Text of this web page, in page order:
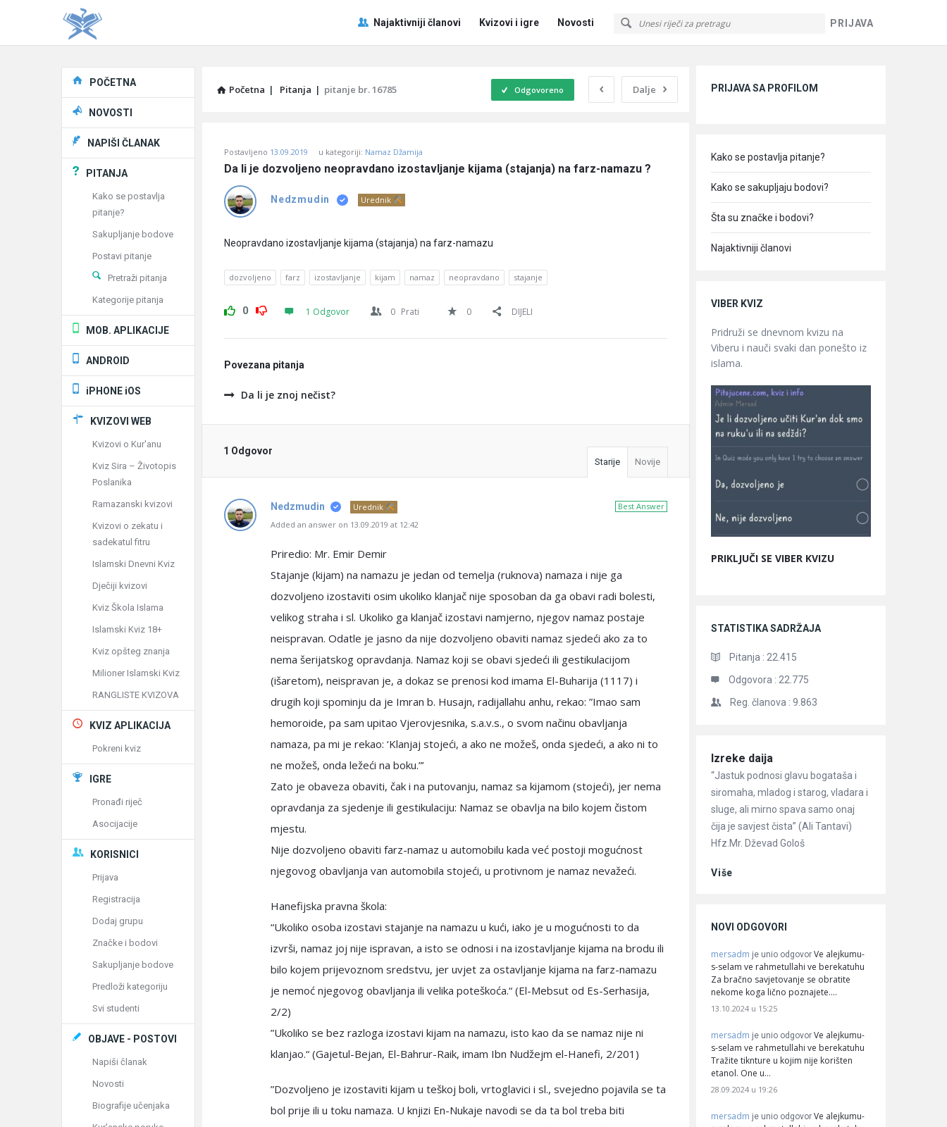
PRIJAVA
Pitaj
Učene
Navigacija
Najaktivniji članovi Kvizovi i igre Novosti
Početna | Pitanja | pitanje br. 16785 Dalje
Odgovoreno
Učene
Latest
Pitanja
Postavljeno 13.09.2019 u kategoriji: Namaz Džamija
Da li je dozvoljeno neopravdano izostavljanje kijama (stajanja) na farz-namazu ?
Nedzmudin Urednik
Neopravdano izostavljanje kijama (stajanja) na farz-namazu
dozvoljeno farz izostavljanje kijam namaz neopravdano stajanje
0 1 Odgovor 0 Prati 0 DIJELI
Povezana pitanja
Da li je znoj nečist?
1 Odgovor
Starije Novije
Best Answer
Nedzmudin
Urednik
Added an answer on 13.09.2019 at 12:42
Priredio: Mr. Emir Demir
Stajanje (kijam) na namazu je jedan od temelja (ruknova) namaza i nije ga
dozvoljeno izostaviti osim ukoliko klanjač nije sposoban da ga obavi radi bolesti,
velikog straha i sl. Ukoliko ga klanjač izostavi namjerno, njegov namaz postaje
neispravan. Odatle je jasno da nije dozvoljeno obaviti namaz sjedeći ako za to
nema šerijatskog opravdanja. Namaz koji se obavi sjedeći ili gestikulacijom
(išaretom), neispravan je, a dokaz se prenosi kod imama El-Buharija (1117) i
drugih koji spominju da je Imran b. Husajn, radijallahu anhu, rekao: ”Imao sam
hemoroide, pa sam upitao Vjerovjesnika, s.a.v.s., o svom načinu obavljanja
namaza, pa mi je rekao: ‘Klanjaj stojeći, a ako ne možeš, onda sjedeći, a ako ni to
ne možeš, onda ležeći na boku.”’
Zato je obaveza obaviti, čak i na putovanju, namaz sa kijamom (stojeći), jer nema
opravdanja za sjedenje ili gestikulaciju: Namaz se obavlja na bilo kojem čistom
mjestu.
Nije dozvoljeno obaviti farz-namaz u automobilu kada već postoji mogućnost
njegovog obavljanja van automobila stojeći, u protivnom je namaz nevažeći.
Hanefijska pravna škola:
“Ukoliko osoba izostavi stajanje na namazu u kući, iako je u mogućnosti to da
izvrši, namaz joj nije ispravan, a isto se odnosi i na izostavljanje kijama na brodu ili
bilo kojem prijevoznom sredstvu, jer uvjet za ostavljanje kijama na farz-namazu
je nemoć njegovog obavljanja ili velika poteškoća.“ (El-Mebsut od Es-Serhasija,
2/2)
”Ukoliko se bez razloga izostavi kijam na namazu, isto kao da se namaz nije ni
klanjao.“ (Gajetul-Bejan, El-Bahrur-Raik, imam Ibn Nudžejm el-Hanefi, 2/201)
”Dozvoljeno je izostaviti kijam u teškoj boli, vrtoglavici i sl., svejedno pojavila se ta
bol prije ili u toku namaza. U knjizi En-Nukaje navodi se da ta bol treba biti
PRIJAVA SA PROFILOM
Kako se postavlja pitanje?
Kako se sakupljaju bodovi?
Šta su značke i bodovi?
Najaktivniji članovi
VIBER KVIZ
Pridruži se dnevnom kvizu na
Viberu i nauči svaki dan ponešto iz
islama.
PRIKLJUČI SE VIBER KVIZU
STATISTIKA SADRŽAJA
Pitanja : 22.415
Odgovora : 22.775
Reg. članova : 9.863
Članci
Izreke daija
“Jastuk podnosi glavu bogataša i
siromaha, mladog i starog, vladara i
sluge, ali mirno spava samo onaj
čija je savjest čista” (Ali Tantavi)
Hfz.Mr. Dževad Gološ
Više
NOVI ODGOVORI
mersadm je unio odgovor Ve alejkumu-
s-selam ve rahmetullahi ve berekatuhu
Za bračno savjetovanje se obratite
nekome koga lično poznajete.…
13.10.2024 u 15:25
mersadm je unio odgovor Ve alejkumu-
s-selam ve rahmetullahi ve berekatuhu
Tražite tiknture u kojim nije korišten
etanol. One u…
28.09.2024 u 19:26
mersadm je unio odgovor Ve alejkumu-
Explore
POČETNA
NOVOSTI
NAPIŠI ČLANAK
PITANJA
Kako se postavlja
pitanje?
Sakupljanje bodove
Postavi pitanje
Pretraži pitanja
Kategorije pitanja
MOB. APLIKACIJE
ANDROID
iPHONE iOS
KVIZOVI WEB
Kvizovi o Kur'anu
Kviz Sira – Životopis
Poslanika
Ramazanski kvizovi
Kvizovi o zekatu i
sadekatul fitru
Islamski Dnevni Kviz
Dječiji kvizovi
Kviz Škola Islama
Islamski Kviz 18+
Kviz opšteg znanja
Milioner Islamski Kviz
RANGLISTE KVIZOVA
KVIZ APLIKACIJA
Pokreni kviz
IGRE
Pronađi riječ
Asocijacije
KORISNICI
Prijava
Registracija
Dodaj grupu
Značke i bodovi
Sakupljanje bodove
Predloži kategoriju
Svi studenti
OBJAVE - POSTOVI
Napiši članak
Novosti
Biografije učenjaka